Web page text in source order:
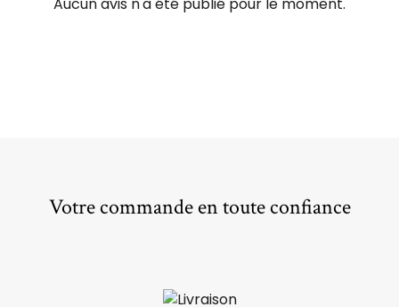
Votre commande en toute confiance